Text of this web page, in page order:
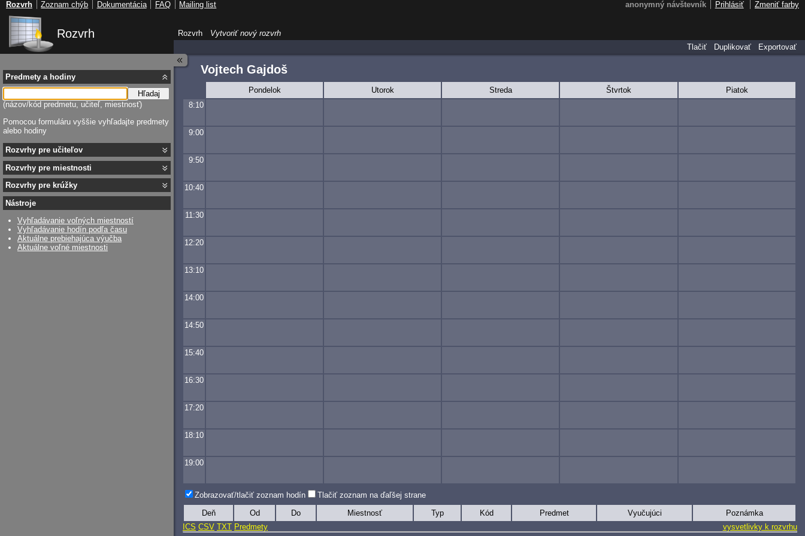
Rozvrh
Vojtech Gajdoš
Pondelok Utorok Streda Štvrtok
Piatok
8:10
9:00
9:50
10:40
11:30
12:20
13:10
14:00
14:50
15:40
16:30
17:20
18:10
19:00
Zobrazovať/tlačiť zoznam hodín Tlačiť zoznam na ďaľšej strane
Deň Od Do Miestnosť Typ Kód Predmet Vyučujúci
Poznámka
ICS CSV TXT Predmety vysvetlivky k rozvrhu
Predmety a hodiny
Hľadaj
(názov/kód predmetu, učiteľ, miestnosť)
Pomocou formuláru vyššie vyhľadajte predmety
alebo hodiny
Rozvrhy pre učiteľov
Rozvrhy pre miestnosti
Rozvrhy pre krúžky
Nástroje
Vyhľadávanie voľných miestností
Vyhľadávanie hodín podľa času
Aktuálne prebiehajúca výučba
Aktuálne voľné miestnosti
Rozvrh
Vytvoriť nový rozvrh
Tlačiť
Duplikovať Exportovať
anonymný návštevník Prihlásiť Zmeniť farby
Rozvrh Zoznam chýb Dokumentácia FAQ Mailing list